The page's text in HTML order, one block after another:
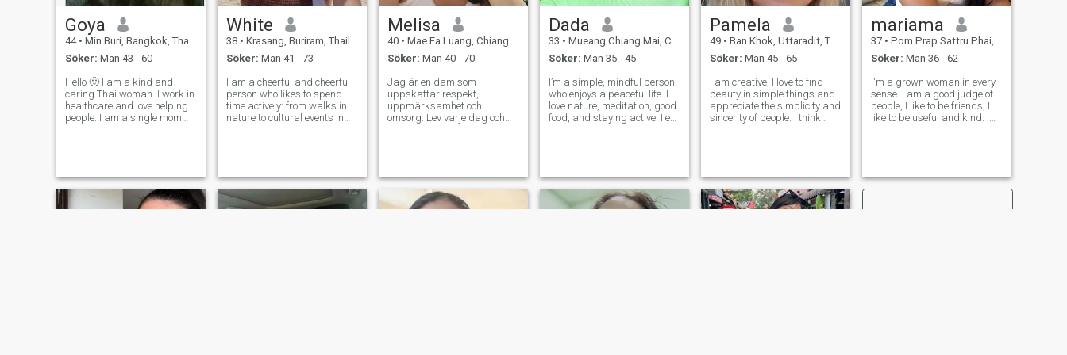
länder och sett en hel del
olika kultur som är bra och
trevliga erfarenheter.men var
är glad är här..i hjärtat av
rättigheter person ta för lång
tid nu, nu, tillsammans med
mig, jag väljer vem jag vill
prata med mig, det finns
Goya
44 • Min Buri, Bangkok, Thailand
Söker: Man 43 - 60
Hello 🙂 I am a kind and
caring Thai woman. I work in
healthcare and love helping
people. I am a single mom
honest, sincere, and looking
for
White
38 • Krasang, Buriram, Thailand
Söker: Man 41 - 73
I am a cheerful and cheerful
person who likes to spend
time actively: from walks in
nature to cultural events in
appreciate deep communi
Melisa
40 • Mae Fa Luang, Chiang Rai, Thailand
Söker: Man 40 - 70
Jag är en dam som
uppskattar respekt,
uppmärksamhet och
omsorg. Lev varje dag och
det värsta män kan göra
mot damer. Om jag är för
ung för dig, så är jag ledsen.
Men jag kunde inte födas
Dada
33 • Mueang Chiang Mai, Chiang Mai, Thailand
Söker: Man 35 - 45
I’m a simple, mindful person
who enjoys a peaceful life. I
love nature, meditation, good
food, and staying active. I eat
enjoy the real conne
Pamela
49 • Ban Khok, Uttaradit, Thailand
Söker: Man 45 - 65
I am creative, I love to find
beauty in simple things and
appreciate the simplicity and
sincerity of people. I think
acquaintances and believe
that
mariama
37 • Pom Prap Sattru Phai, Bangkok, Thailand
Söker: Man 36 - 62
I'm a grown woman in every
sense. I am a good judge of
people, I like to be friends, I
like to be useful and kind. I
all, I app